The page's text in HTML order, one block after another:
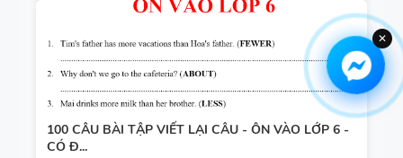
100 CÂU BÀI TẬP VIẾT LẠI CÂU - ÔN VÀO LỚP 6 -
CÓ Đ...
✕